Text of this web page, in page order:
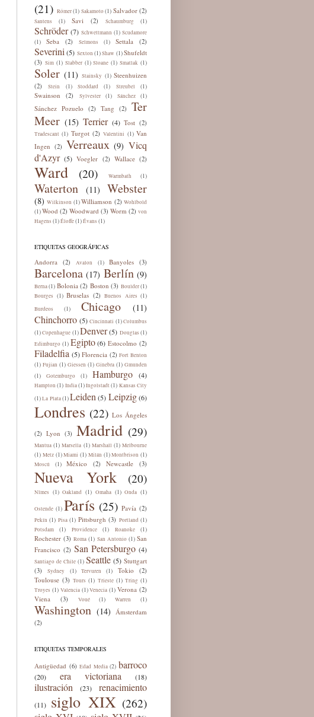
(21) Römer (1) Sakamoto (1) Salvador (2)
Santens (1) Savi (2) Schaumburg (1)
Schröder (7) Schwettmann (1) Scudamore
(1) Seba (2) Selmons (1) Settala (2)
Severini (5) Sexton (1)Shaw (1)Shufeldt
(3) Sim (1) Slabber (1) Sloane (1) Smatlak (1)
Soler (11) Stainsky (1) Steenhuizen
(2) Stein (1) Stoddard (1) Streubel (1)
Swainson (2) Sylvester (1) Sánchez (1)
Sánchez Pozuelo (2) Tang (2)
Ter
Meer (15) Terrier (4) Tost (2)
Tradescant (1) Turgot (2) Valentini (1) Van
Ingen (2) Verreaux (9) Vicq
d'Azyr (5) Voegler (2) Wallace (2)
Ward (20) Warmbath (1)
Waterton (11) Webster
(8) Wilkinson (1)Williamson (2) Wohlbold
(1)Wood (2) Woodward (3) Worm (2) von
Hagens (1)Éloffe(1)Évans (1)
ETIQUETAS GEOGRÁFICAS
Andorra (2) Avalon (1) Banyoles (3)
Barcelona (17) Berlín (9)
Berna (1) Bolonia (2) Boston (3) Boulder (1)
Bourges (1) Bruselas (2) Buenos Aires (1)
Burdeos (1) Chicago (11)
Chinchorro (5) Cincinnati (1) Columbus
(1)Copenhague (1)Denver (5) Douglas (1)
Edimburgo (1) Egipto (6) Estocolmo (2)
Filadelfia (5) Florencia (2) Fort Benton
(1) Fujian (1) Giessen (1) Ginebra (1) Gmunden
(1) Gotemburgo (1) Hamburgo (4)
Hampton (1) India (1)Ingolstadt (1) Kansas City
(1)La Plata (1)Leiden (5) Leipzig (6)
Londres (22) Los Ángeles
(2) Lyon (3) Madrid (29)
Mantua (1) Marsella (1) Marshall (1) Melbourne
(1) Metz (1) Miami (1) Milán (1) Montbrison (1)
Moscú (1) México (2) Newcastle (3)
Nueva York (20)
Nîmes (1) Oakland (1) Omaha (1) Onda (1)
Ostende (1) París (25) Pavía (2)
Pekín (1) Pisa (1) Pittsburgh (3) Portland (1)
Potsdam (1) Providence (1) Roanoke (1)
Rochester (3) Roma (1) San Antonio (1) San
Francisco (2) San Petersburgo (4)
Santiago de Chile (1) Seattle (5) Stuttgart
(3) Sydney (1) Tervuren (1) Tokio (2)
Toulouse (3) Tours (1) Trieste (1) Tring (1)
Troyes (1) Valencia (1) Venecia (1) Verona (2)
Viena (3) Voué (1) Warren (1)
Washington (14) Ámsterdam
(2)
ETIQUETAS TEMPORALES
Antigüedad (6) Edad Media (2) barroco
(20) era victoriana (18)
ilustración (23) renacimiento
(11) siglo XIX (262)